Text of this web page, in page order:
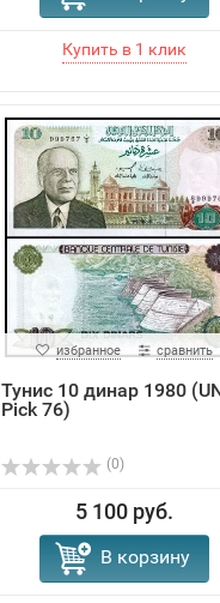
избранное сравнить
Тунис 10 динар 1980
Pick 76)
(0)
5 100 руб.
В корзину